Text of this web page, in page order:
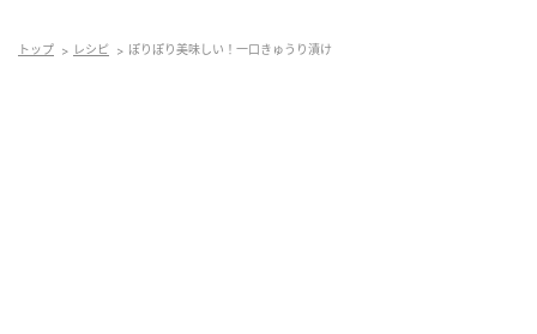
トップ レシピ ぽりぽり美味しい！一口きゅうり漬け